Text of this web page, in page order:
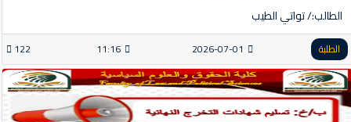
الطالب:/ تواتي الطيب
الطلبة 2026-07-01
11:16
122